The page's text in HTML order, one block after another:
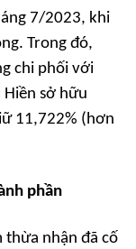
7/2023, khi
Trong đó,
chi phối với
sở hữu
11,722% (hơn
phần
thừa nhận đã cố